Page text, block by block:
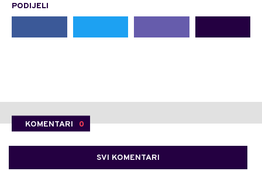
PODIJELI
KOMENTARI 0
SVI KOMENTARI